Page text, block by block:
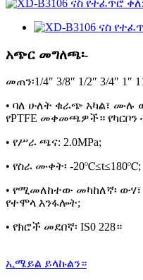
አጭር መግለጫ፡-
መጠን፡1/4″ 3/8″ 1/2″ 3/4″ 1″
• ባለ ሁለት ቁራጭ አካል፣ ሙሉ
የPTFE መቀመጫዎች። የካርቦን
• የሥራ ጫና: 2.0MPa;
• የስራ ሙቀት፡ -20℃≤t≤180℃;
• የሚመለከተው መካከለኛ፡
የተሞላ እንፋሎት;
• የክሮች መደበኛ፡ IS0 228።
ኢሜይል ይላኩልን።